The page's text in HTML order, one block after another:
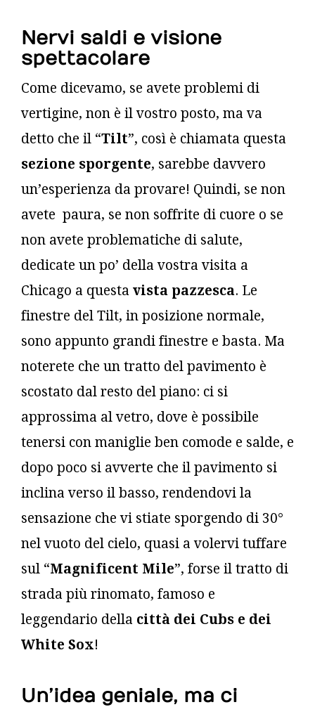
Nervi saldi e visione
spettacolare
Come dicevamo, se avete problemi di
vertigine, non è il vostro posto, ma va
detto che il “Tilt”, così è chiamata questa
sezione sporgente, sarebbe davvero
un’esperienza da provare! Quindi, se non
avete paura, se non soffrite di cuore o se
non avete problematiche di salute,
dedicate un po’ della vostra visita a
Chicago a questa vista pazzesca. Le
finestre del Tilt, in posizione normale,
sono appunto grandi finestre e basta. Ma
noterete che un tratto del pavimento è
scostato dal resto del piano: ci si
approssima al vetro, dove è possibile
tenersi con maniglie ben comode e salde, e
dopo poco si avverte che il pavimento si
inclina verso il basso, rendendovi la
sensazione che vi stiate sporgendo di 30°
nel vuoto del cielo, quasi a volervi tuffare
sul “Magnificent Mile”, forse il tratto di
strada più rinomato, famoso e
leggendario della città dei Cubs e dei
White Sox!
Un’idea geniale, ma ci